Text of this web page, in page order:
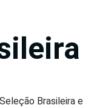
Brasileira e